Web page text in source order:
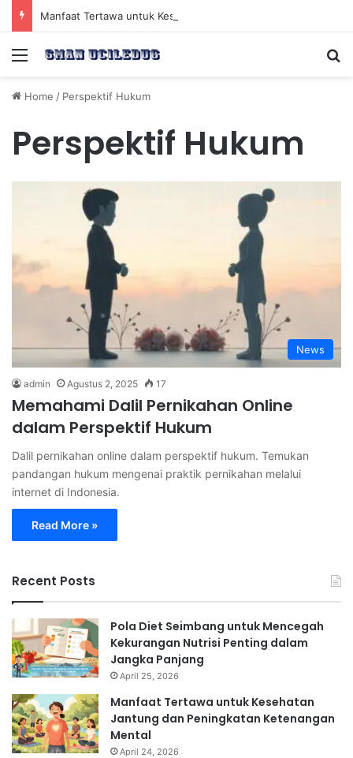
Menu
Home / Perspektif Hukum
Perspektif Hukum
News
admin Agustus 2, 2025 17
Memahami Dalil Pernikahan Online
dalam Perspektif Hukum
Dalil pernikahan online dalam perspektif hukum. Temukan
pandangan hukum mengenai praktik pernikahan melalui
internet di Indonesia.
Read More »
Recent Posts
Pola Diet Seimbang untuk Mencegah
Kekurangan Nutrisi Penting dalam
Jangka Panjang
April 25, 2026
Manfaat Tertawa untuk Kesehatan
Jantung dan Peningkatan Ketenangan
Mental
April 24, 2026